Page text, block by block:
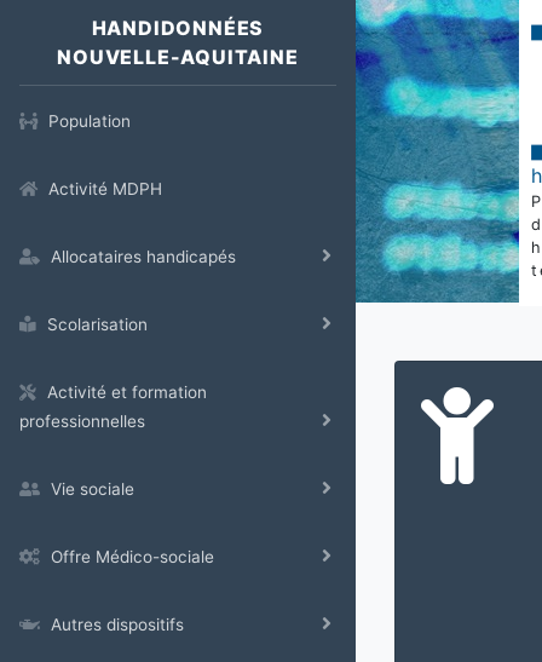
HANDIDONNÉES
NOUVELLE-AQUITAINE
Population
Activité MDPH
Allocataires handicapés
Scolarisation
Activité et formation
professionnelles
Vie sociale
Offre Médico-sociale
Autres dispositifs